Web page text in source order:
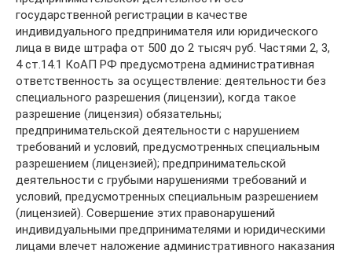
государственной регистрации в качестве
индивидуального предпринимателя или юридического
лица в виде штрафа от 500 до 2 тысяч руб. Частями 2, 3,
4 ст.14.1 КоАП РФ предусмотрена административная
ответственность за осуществление: деятельности без
специального разрешения (лицензии), когда такое
разрешение (лицензия) обязательны;
предпринимательской деятельности с нарушением
требований и условий, предусмотренных специальным
разрешением (лицензией); предпринимательской
деятельности с грубыми нарушениями требований и
условий, предусмотренных специальным разрешением
(лицензией). Совершение этих правонарушений
индивидуальными предпринимателями и юридическими
лицами влечет наложение административного наказания